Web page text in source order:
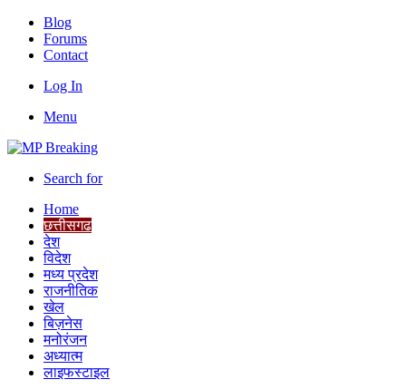
Blog
Forums
Contact
Log In
Menu
Search for
Home
छत्तीसगढ
देश
विदेश
मध्य प्रदेश
राजनीतिक
खेल
बिज़नेस
मनोरंजन
अध्यात्म
लाइफस्टाइल